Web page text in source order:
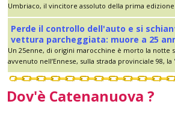
Umbriaco, il vincitore assoluto della prima edizione
Perde il controllo dell'auto e si
vettura parcheggiata: muore a 25
Un 25enne, di origini marocchine è morto la notte
avvenuto nell’Ennese, sulla strada provinciale 98, la
Dov'è Catenanuova ?